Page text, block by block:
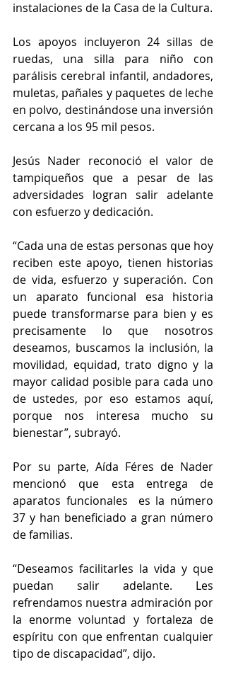
instalaciones de la Casa de la Cultura.
Los apoyos incluyeron 24 sillas de
ruedas, una silla para niño con
parálisis cerebral infantil, andadores,
muletas, pañales y paquetes de leche
en polvo, destinándose una inversión
cercana a los 95 mil pesos.
Jesús Nader reconoció el valor de
tampiqueños que a pesar de las
adversidades logran salir adelante
con esfuerzo y dedicación.
“Cada una de estas personas que hoy
reciben este apoyo, tienen historias
de vida, esfuerzo y superación. Con
un aparato funcional esa historia
puede transformarse para bien y es
precisamente lo que nosotros
deseamos, buscamos la inclusión, la
movilidad, equidad, trato digno y la
mayor calidad posible para cada uno
de ustedes, por eso estamos aquí,
porque nos interesa mucho su
bienestar”, subrayó.
Por su parte, Aída Féres de Nader
mencionó que esta entrega de
aparatos funcionales  es la número
37 y han beneficiado a gran número
de familias.
“Deseamos facilitarles la vida y que
puedan salir adelante. Les
refrendamos nuestra admiración por
la enorme voluntad y fortaleza de
espíritu con que enfrentan cualquier
tipo de discapacidad”, dijo.